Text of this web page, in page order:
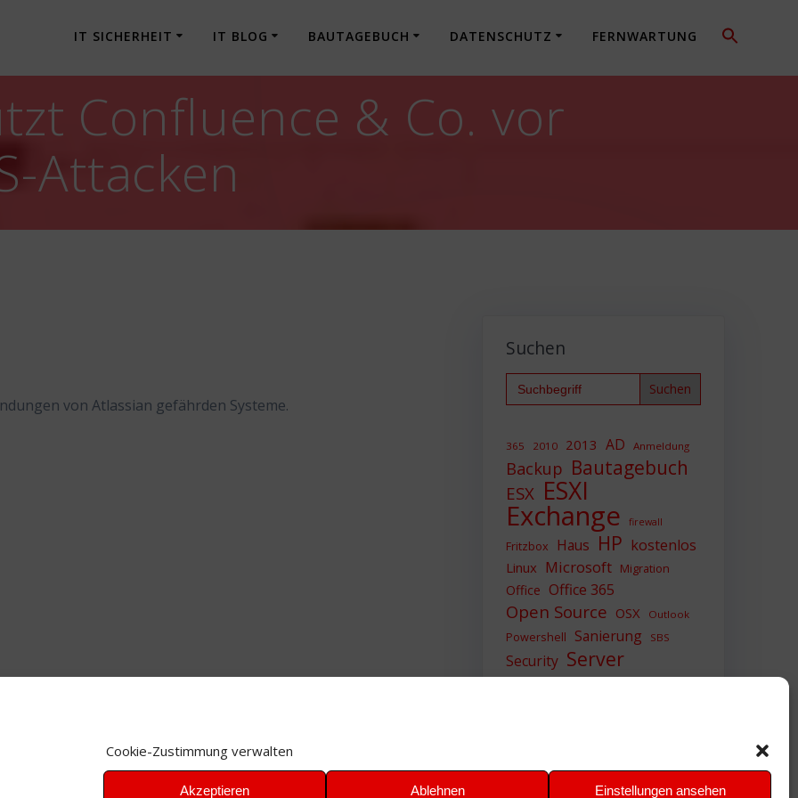
Cookie-Zustimmung verwalten
Akzeptieren Ablehnen Einstellungen ansehen
IT SICHERHEIT IT BLOG BAUTAGEBUCH DATENSCHUTZ FERNWARTUNG
Confluence & Co. vor
Attacken
von Atlassian gefährden Systeme.
Suchen
Search
for:
365 2010 2013 AD Anmeldung
Backup Bautagebuch
ESX ESXI
Exchange firewall
Fritzbox Haus HP kostenlos
Linux Microsoft Migration
Office Office 365
Open Source OSX Outlook
Powershell Sanierung SBS
Security Server
Sicherheit SIEM
VMWare VPN WAZUH